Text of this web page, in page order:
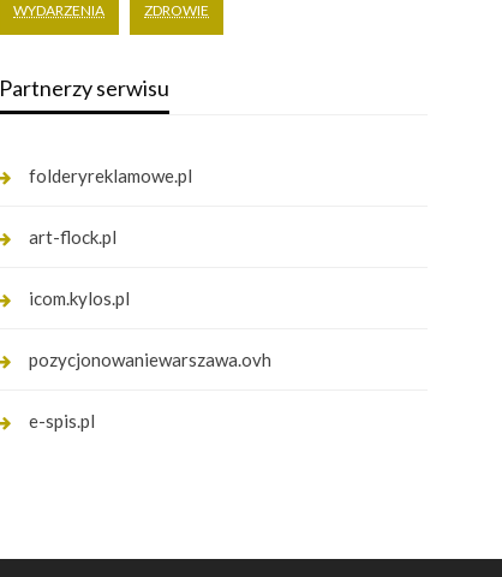
WYDARZENIA ZDROWIE
Partnerzy serwisu
folderyreklamowe.pl
art-flock.pl
icom.kylos.pl
pozycjonowaniewarszawa.ovh
e-spis.pl